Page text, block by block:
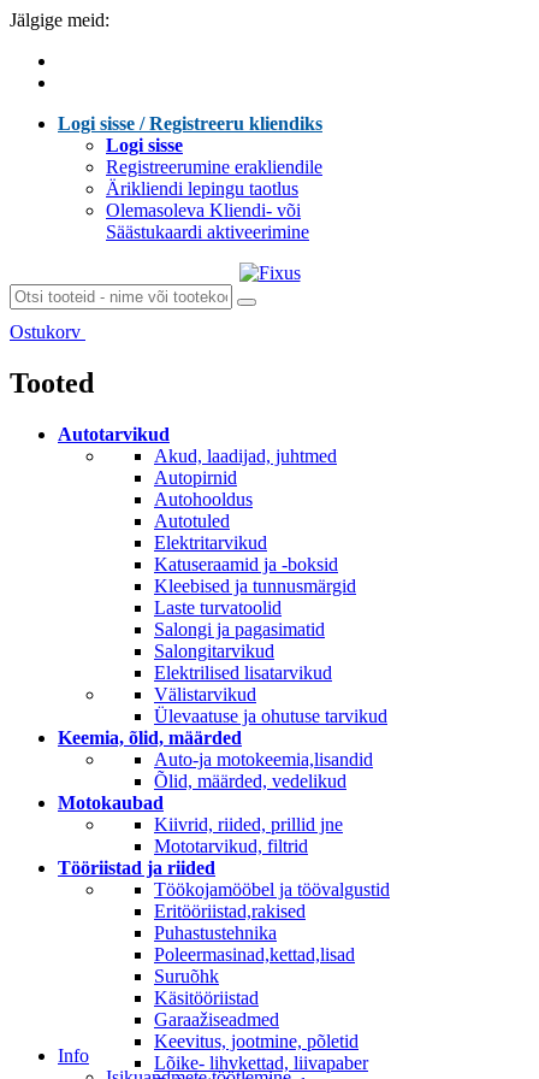
Jälgige meid:
Logi sisse / Registreeru kliendiks
Logi sisse
Registreerumine erakliendile
Ärikliendi lepingu taotlus
Olemasoleva Kliendi- või
Säästukaardi aktiveerimine
Ostukorv
Tooted
Autotarvikud
Akud, laadijad, juhtmed
Autopirnid
Autohooldus
Autotuled
Elektritarvikud
Katuseraamid ja -boksid
Kleebised ja tunnusmärgid
Laste turvatoolid
Salongi ja pagasimatid
Salongitarvikud
Elektrilised lisatarvikud
Välistarvikud
Ülevaatuse ja ohutuse tarvikud
Keemia, õlid, määrded
Auto-ja motokeemia,lisandid
Õlid, määrded, vedelikud
Motokaubad
Kiivrid, riided, prillid jne
Mototarvikud, filtrid
Tööriistad ja riided
Töökojamööbel ja töövalgustid
Eritööriistad,rakised
Puhastustehnika
Poleermasinad,kettad,lisad
Suruõhk
Käsitööriistad
Garaažiseadmed
Keevitus, jootmine, põletid
Lõike- lihvkettad, liivapaber
Info